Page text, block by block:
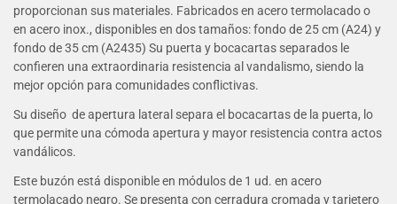
proporcionan sus materiales. Fabricados en acero termolacado o
en acero inox., disponibles en dos tamaños: fondo de 25 cm (A24) y
fondo de 35 cm (A2435) Su puerta y bocacartas separados le
confieren una extraordinaria resistencia al vandalismo, siendo la
mejor opción para comunidades conflictivas.
Su diseño de apertura lateral separa el bocacartas de la puerta, lo
que permite una cómoda apertura y mayor resistencia contra actos
vandálicos.
Este buzón está disponible en módulos de 1 ud. en acero
termolacado negro. Se presenta con cerradura cromada y tarjetero